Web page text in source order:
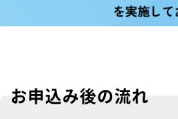
お申込み後の流れ